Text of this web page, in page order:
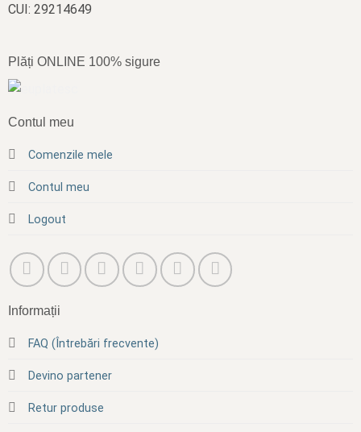
CUI: 29214649
Plăți ONLINE 100% sigure
Contul meu
Comenzile mele
Contul meu
Logout
Informații
FAQ (Întrebări frecvente)
Devino partener
Retur produse